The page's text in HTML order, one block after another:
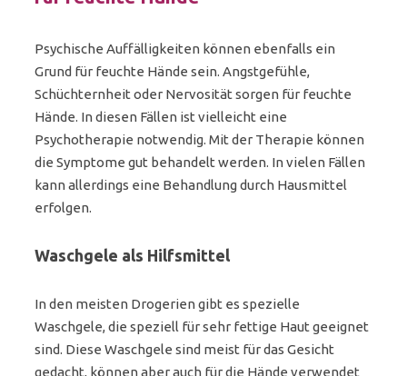
Psychische Auffälligkeiten können ebenfalls ein
Grund für feuchte Hände sein. Angstgefühle,
Schüchternheit oder Nervosität sorgen für feuchte
Hände. In diesen Fällen ist vielleicht eine
Psychotherapie notwendig. Mit der Therapie können
die Symptome gut behandelt werden. In vielen Fällen
kann allerdings eine Behandlung durch Hausmittel
erfolgen.
Waschgele als Hilfsmittel
In den meisten Drogerien gibt es spezielle
Waschgele, die speziell für sehr fettige Haut geeignet
sind. Diese Waschgele sind meist für das Gesicht
gedacht, können aber auch für die Hände verwendet